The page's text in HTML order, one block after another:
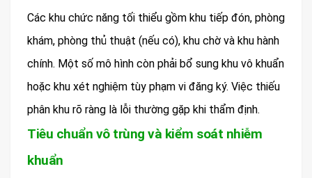
Các khu chức năng tối thiểu gồm khu tiếp đón, phòng
khám, phòng thủ thuật (nếu có), khu chờ và khu hành
chính. Một số mô hình còn phải bổ sung khu vô khuẩn
hoặc khu xét nghiệm tùy phạm vi đăng ký. Việc thiếu
phân khu rõ ràng là lỗi thường gặp khi thẩm định.
Tiêu chuẩn vô trùng và kiểm soát nhiễm
khuẩn